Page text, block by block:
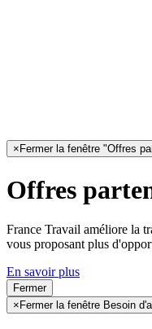
× Fermer la fenêtre "Offres
Offres
France Travail améliore la
vous proposant plus
En savoir plus
Fermer
× Fermer la fenêtre Besoin